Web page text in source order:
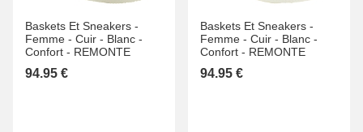
Baskets Et Sneakers -
Femme - Cuir - Blanc -
Confort - REMONTE
94.95 €
Baskets Et Sneakers -
Femme - Cuir - Blanc -
Confort - REMONTE
94.95 €